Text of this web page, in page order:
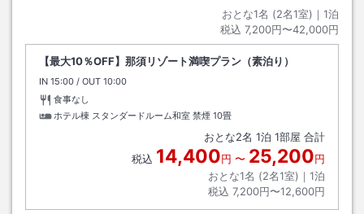
おとな1名 (2名1室)｜ 1泊
税込 7,200円〜42,000円
【最大10％OFF】那須リゾート満喫プラン（素泊り）
IN チェックイン
15:00 / OUT チェックアウト
10:00
食事なし
ホテル棟 スタンダードルーム和室 禁煙 10畳
おとな2名 1泊 1部屋 合計
税込 14,400円 〜 25,200円
おとな1名 (2名1室)｜ 1泊
税込 7,200円〜12,600円